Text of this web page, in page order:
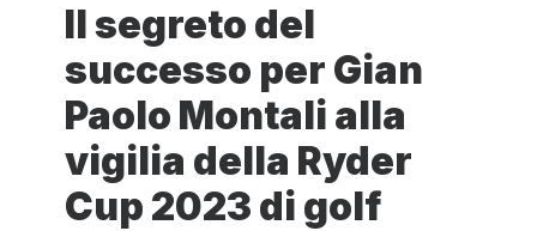
Il segreto del
successo per Gian
Paolo Montali alla
vigilia della Ryder
Cup 2023 di golf